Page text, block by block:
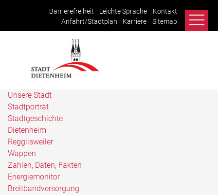
Barrierefreiheit Leichte Sprache
Kontakt
Anfahrt/Stadtplan
Karriere Sitemap
Unsere Stadt
Stadtporträt
Stadtgeschichte
Dietenheim
Regglisweiler
Wappen
Zahlen, Daten, Fakten
Energiemonitor
Breitbandversorgung